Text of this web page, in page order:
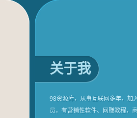
关于我
98资源库，从事互联网多年，加
员，有营销性软件、网赚教程，